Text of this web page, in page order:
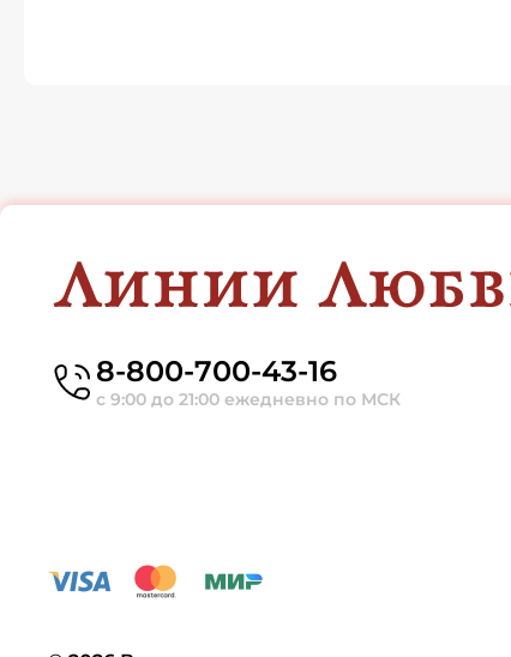
8-800-700-43-16
с 9:00 до 21:00 ежедневно по МСК